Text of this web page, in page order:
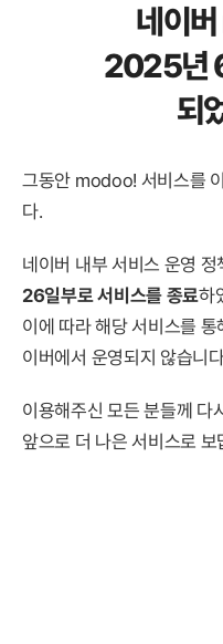
네이
2025년
되
그동안 modoo! 서비스를
다.
네이버 내부 서비스 운영
26일부로 서비스를 종료하
이에 따라 해당 서비스를 통
이버에서 운영되지 않습니
이용해주신 모든 분들께 다
앞으로 더 나은 서비스로